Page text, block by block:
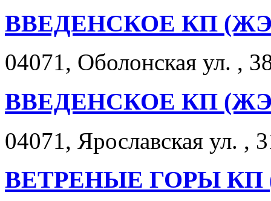
ВВЕДЕНСКОЕ КП
04071, Оболонская ул. ,
ВВЕДЕНСКОЕ КП
04071, Ярославская ул. ,
ВЕТРЕНЫЕ ГОРЫ КП